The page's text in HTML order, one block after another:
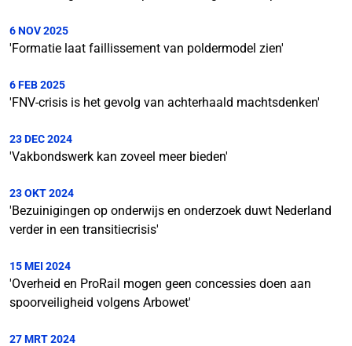
6 NOV 2025
'Formatie laat faillissement van poldermodel zien'
6 FEB 2025
'FNV-crisis is het gevolg van achterhaald machtsdenken'
23 DEC 2024
'Vakbondswerk kan zoveel meer bieden'
23 OKT 2024
'Bezuinigingen op onderwijs en onderzoek duwt Nederland
verder in een transitiecrisis'
15 MEI 2024
'Overheid en ProRail mogen geen concessies doen aan
spoorveiligheid volgens Arbowet'
27 MRT 2024